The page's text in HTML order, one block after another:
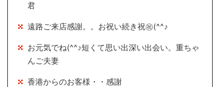
君
遠路ご来店感謝。。お祝い続き祝㊗(^^♪
お元気でね(^^♪短くて思い出深い出会い。重ちゃ
んご夫妻
香港からのお客様・・感謝